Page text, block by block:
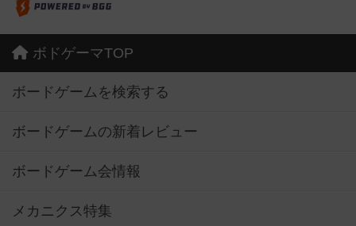
ボドゲーマTOP
ボードゲームを検索する
ボードゲームの新着レビュー
ボードゲーム会情報
メカニクス特集